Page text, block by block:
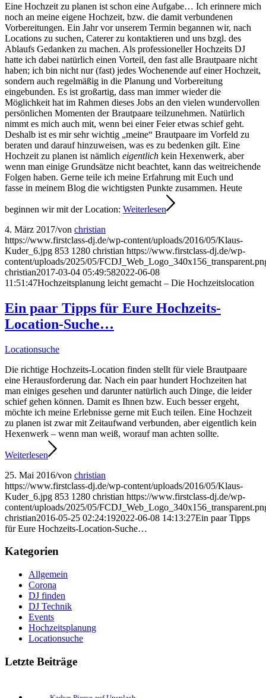
Eine Hochzeit zu planen ist schon eine Aufgabe… Ich erinnere mich
noch an meine eigene Hochzeit, bzw. die damit verbundenen
Vorbereitungen. Ein Jahr vor unserem Termin begannen wir, nach
Locations zu suchen, Caterer zu kontaktieren und uns bzgl. des
Ablaufs Gedanken zu machen. Als professioneller Hochzeits DJ
hatte ich dabei natürlich einen Vorteil, den fast alle Brautpaare nicht
haben; ich bin nicht nur (fast) jedes Wochenende auf einer Hochzeit,
sondern auch regelmäßig in die Planung und Vorbereitung
eingebunden. Es ist großartig, dass man immer wieder die
Möglichkeit hat im Rahmen dieses Jobs an den vielen wundervollen
persönlichen Momenten der Brautpaare teilzunehmen. Natürlich
nimmt es mich auch mit, wenn bei einer Feier etwas schief geht.
Deshalb ist es mir sehr wichtig „meine“ Brautpaare im Vorfeld zu
beraten und darauf hinzuweisen, was es zu bedenken gilt. Eine
Hochzeit zu planen ist nämlich eigentlich kein Hexenwerk, aber
wenn man einige Grundsätze nicht beachtet, kann das weitreichende
Folgen haben. Gerne teile ich meine Erfahrung mit Euch und
fasse in meinem Blog die wichtigsten Punkte zusammen. Heute
beginnen wir mit der Location: Weiterlesen
4. März 2017/von christian
https://www.firstclass-dj.de/wp-content/uploads/2016/05/Klaus-
Kuder_6.jpg 853 1280 christian https://www.firstclass-dj.de/wp-
content/uploads/2025/05/
christian2017-03-04 05:49:582022-06-08
11:51:47Hochzeitsplanung leicht gemacht – Die Hochzeitslocation
Ein paar Tipps für Eure Hochzeits-
Location-Suche…
Locationsuche
Die richtige Hochzeits-Location finden stellt für viele Brautpaare
eine Herausforderung dar. Nach ein paar hundert Hochzeiten hat
man einiges gesehen und darunter natürlich auch Dinge, die leider
schief gehen können. Damit es Ihnen bzw. Euch besser ergeht,
möchte ich meine Erlebnisse gerne mit Euch teilen. Eine Hochzeit
zu planen ist zwar mit Zeitaufwand verbunden, aber eigentlich kein
Hexenwerk – wenn man weiß, worauf man achten sollte.
Weiterlesen
25. Mai 2016/von christian
https://www.firstclass-dj.de/wp-content/uploads/2016/05/Klaus-
Kuder_6.jpg 853 1280 christian https://www.firstclass-dj.de/wp-
content/uploads/2025/05/
christian2016-05-25 02:24:192022-06-08 14:13:27Ein paar Tipps
für Eure Hochzeits-Location-Suche…
Kategorien
Allgemein
Corona
DJ finden
DJ Technik
Events
Hochzeitsplanung
Locationsuche
Letzte Beiträge